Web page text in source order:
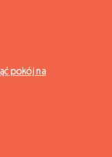
pokój na